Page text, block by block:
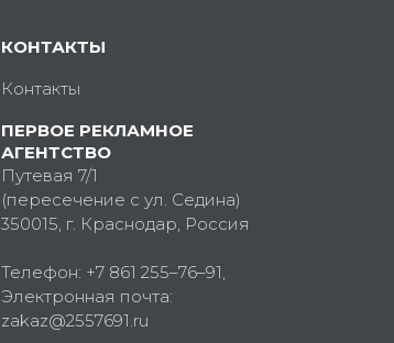
КОНТАКТЫ
Контакты
ПЕРВОЕ РЕКЛАМНОЕ
АГЕНТСТВО
Путевая 7/1
(пересечение с ул. Седина)
350015, г. Краснодар, Россия
Телефон: +7 861 255–76–91,
Электронная почта:
zakaz@2557691.ru